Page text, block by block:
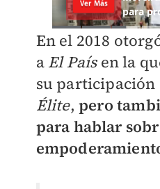
En el 2018
a El Paísen la
su participación
Élite, pero
para hablar